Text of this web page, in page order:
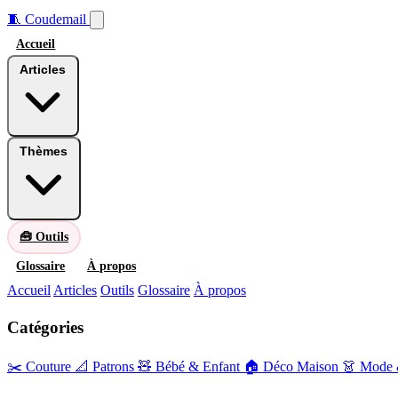
🧵 Coudemail
Accueil
🧰 Outils
Glossaire À propos
Accueil Articles Outils Glossaire À propos
Catégories
✂️ Couture 📐 Patrons 🧸 Bébé & Enfant 🏠 Déco Maison 👗 Mode